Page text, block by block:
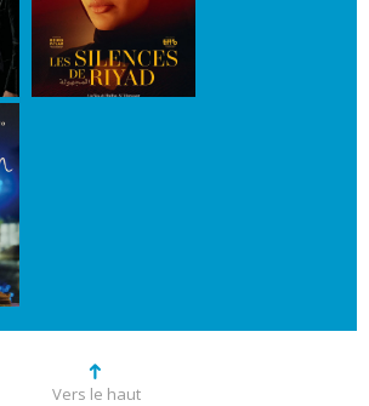
Vers le haut
➜